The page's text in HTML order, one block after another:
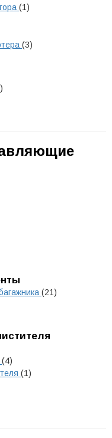
(1)
(3)
(21)
(4)
(1)